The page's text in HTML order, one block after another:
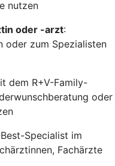
nutzen
oder -arzt:
oder zum Spezialisten
dem R+V-Family-
oder
Specialist im
Fachärzte